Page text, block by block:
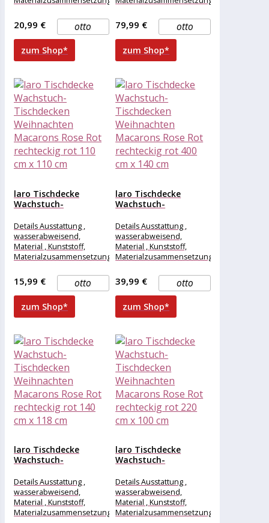
Gewicht Breite , 160 cm,
Länge , 118
otto
20,99 €
zum Shop*
Gewicht Breite , 1000 cm,
Länge , 140
otto
79,99 €
zum Shop*
laro Tischdecke
Wachstuch-
Weihnachten
Macarons Rose Rot...
Details Ausstattung ,
wasserabweisend,
Material , Kunststoff,
Materialzusammensetzung
Gewicht Breite , 110 cm,
Länge , 110
otto
15,99 €
zum Shop*
laro Tischdecke
Wachstuch-
Weihnachten
Macarons Rose Rot...
Details Ausstattung ,
wasserabweisend,
Material , Kunststoff,
Materialzusammensetzung
Gewicht Breite , 400 cm,
Länge , 140
otto
39,99 €
zum Shop*
laro Tischdecke
Wachstuch-
Weihnachten
Macarons Rose Rot...
Details Ausstattung ,
wasserabweisend,
Material , Kunststoff,
Materialzusammensetzung
laro Tischdecke
Wachstuch-
Weihnachten
Macarons Rose Rot...
Details Ausstattung ,
wasserabweisend,
Material , Kunststoff,
Materialzusammensetzung